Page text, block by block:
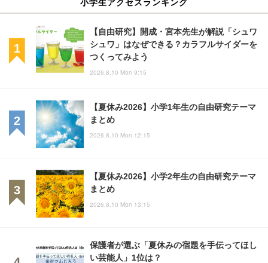
【自由研究】開成・宮本先生が解説「シュワ
シュワ」はなぜできる？カラフルサイダーを
つくってみよう
2026.8.10 Mon 9:15
【夏休み2026】小学1年生の自由研究テーマ
まとめ
2026.8.10 Mon 12:15
【夏休み2026】小学2年生の自由研究テーマ
まとめ
2026.8.10 Mon 13:15
保護者が選ぶ「夏休みの宿題を手伝ってほし
い芸能人」1位は？